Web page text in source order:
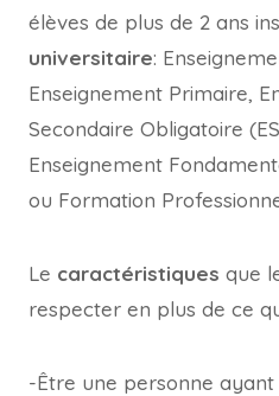
élèves de plus de 2 ans
universitaire:
Enseignement Primaire,
Secondaire Obligatoire
Enseignement
ou Formation
Le caractéristiques que
respecter en plus de ce
-Être une personne